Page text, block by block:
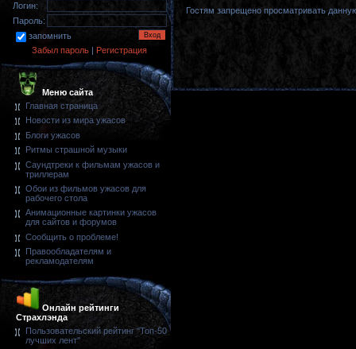
Логин:
Пароль:
запомнить
Забыл пароль | Регистрация
Меню сайта
Главная страница
Новости из мира ужасов
Блоги ужасов
Ритмы страшной музыки
Саундтреки к фильмам ужасов и
триллерам
Обои из фильмов ужасов для
рабочего стола
Анимационные картинки ужасов
для сайтов и форумов
Сообщить о проблеме!
Правообладателям и
рекламодателям
Онлайн рейтинги
Страхлэнда
Пользовательский рейтинг "Топ-50
лучших лент"
Гостям запрещено просматривать